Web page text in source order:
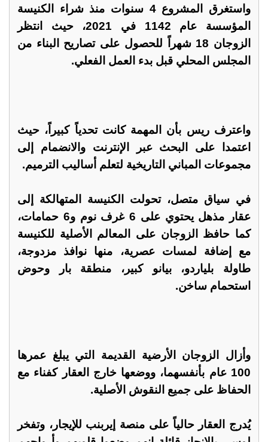
واستغرق المشروع 4 سنوات منذ شراء الكنيسة
المؤسسة عام 1142 في 2021، حيث انتظر
الزوجان 18 شهراً للحصول على تصاريح البناء من
المجلس المحلي قبل بدء العمل الفعلي.
واعترف ريس بأن المهمة كانت تحدياً كبيراً، حيث
اعتمدا على البحث عبر الإنترنت والانضمام إلى
مجموعات المباني التاريخية لتعلم أساليب الترميم.
في سياق متصل، تحولت الكنيسة المتهالكة إلى
عقار مذهل يحتوي على 6 غرف نوم و6 حمامات،
كما حافظ الزوجان على المعالم الأصلية للكنيسة
مع إضافة لمسات عصرية، منها نوافذ مزدوجة،
طاولة بلياردو، بيانو كبير، منطقة بار وحوض
استحمام ساخن.
وأزال الزوجان الأرضية القديمة التي يبلغ عمرها
100 عام بأنفسهما، ووضعها خارج العقار كفناء مع
الحفاظ على جميع النقوش الأصلية.
يُدرج العقار حالياً على منصة إيربنب للإيجار، وتفخر